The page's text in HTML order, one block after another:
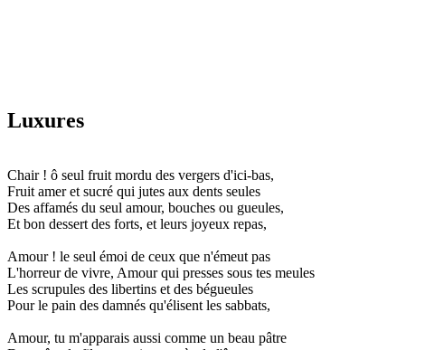
Luxures
Chair ! ô seul fruit mordu des vergers d'ici-bas,
Fruit amer et sucré qui jutes aux dents seules
Des affamés du seul amour, bouches ou gueules,
Et bon dessert des forts, et leurs joyeux repas,
Amour ! le seul émoi de ceux que n'émeut pas
L'horreur de vivre, Amour qui presses sous tes meules
Les scrupules des libertins et des bégueules
Pour le pain des damnés qu'élisent les sabbats,
Amour, tu m'apparais aussi comme un beau pâtre